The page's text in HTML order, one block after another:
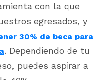
con la que
egresados, y
30% de beca para
. Dependiendo de tu
puedes aspirar a